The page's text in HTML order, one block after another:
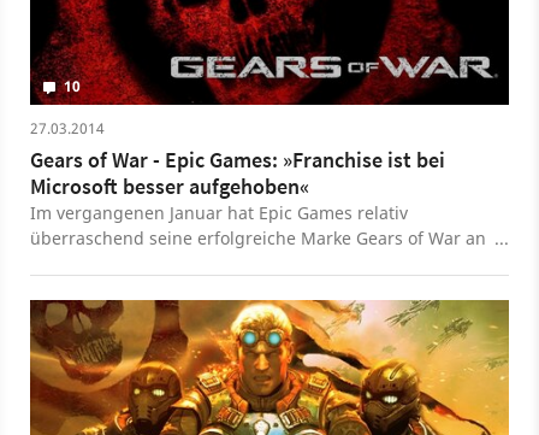
10
27.03.2014
Gears of War - Epic Games: »Franchise ist bei
Microsoft besser aufgehoben«
Im vergangenen Januar hat Epic Games relativ
überraschend seine erfolgreiche Marke Gears of War an